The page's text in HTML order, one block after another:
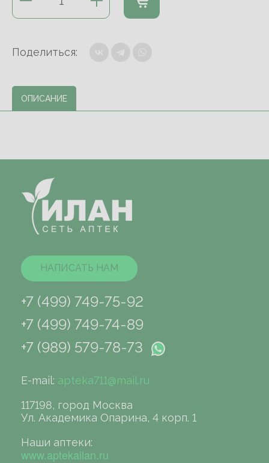
Поделиться:
ОПИСАНИЕ
НАПИСАТЬ НАМ
+7 (499) 749-75-92
+7 (499) 749-74-89
+7 (989) 579-78-73
E-mail: apteka711@mail.ru
117198, город Москва
Ул. Академика Опарина, 4 корп. 1
Наши аптеки:
www.aptekailan.ru